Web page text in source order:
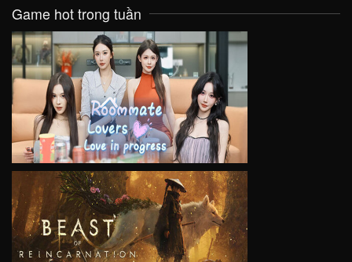
Game hot trong tuần
VIEW
VIEW